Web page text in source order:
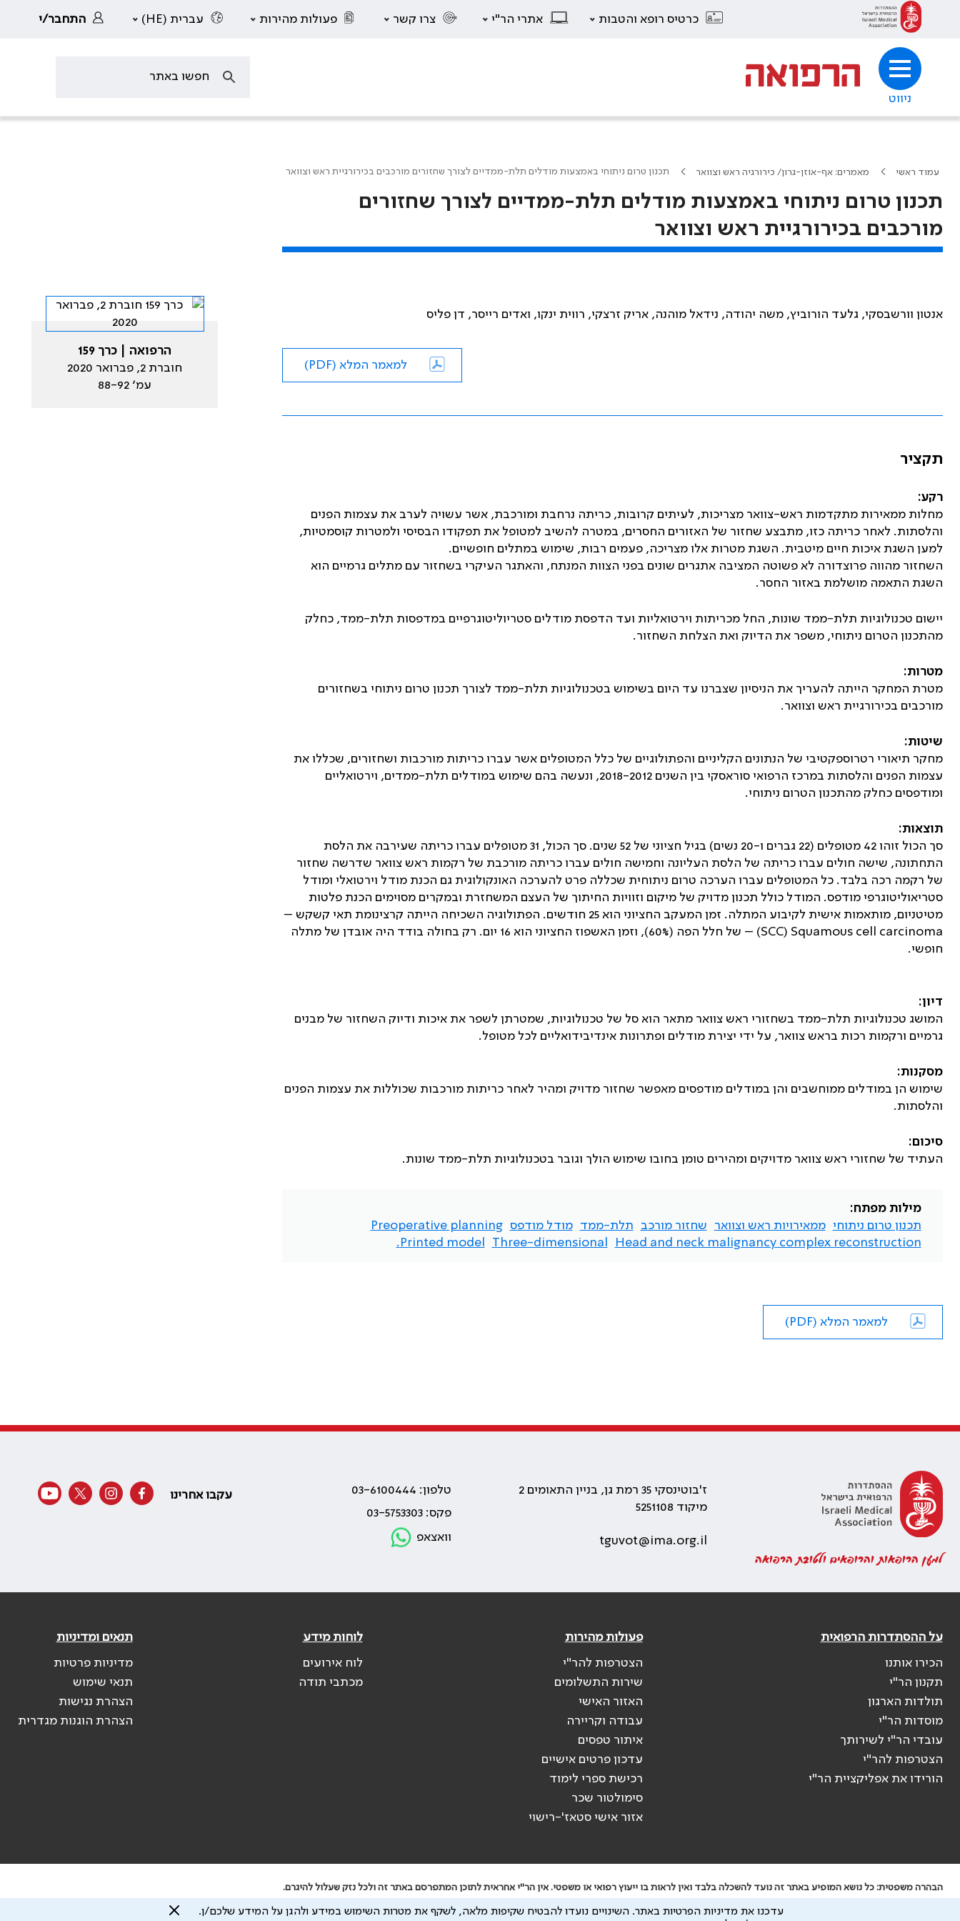
כרטיס רופא והטבות אתרי הר"י צרו קשר פעולות מהירות עברית (HE) התחבר/י
ניווט
עמוד ראשי מאמרים: אף-אוזן-גרון/ כירורגיה ראש וצוואר תכנון טרום ניתוחי באמצעות מודלים תלת-ממדיים לצורך שחזורים מורכבים בכירורגיית ראש וצוואר
תכנון טרום ניתוחי באמצעות מודלים תלת-ממדיים לצורך שחזורים
מורכבים בכירורגיית ראש וצוואר
אנטון וורשבסקי, גלעד הורוביץ, משה יהודה, נידאל מוהנה, אריק זרצקי, רווית ינקו, ואדים רייסר, דן פליס
למאמר המלא (PDF)
תקציר
רקע:
מחלות ממאירות מתקדמות ראש-צוואר מצריכות, לעיתים קרובות, כריתה נרחבת ומורכבת, אשר עשויה לערב את עצמות הפנים
והלסתות. לאחר כריתה כזו, מתבצע שחזור של האזורים החסרים, במטרה להשיב למטופל את תפקודו הבסיסי ולמטרות קוסמטיות,
למען השגת איכות חיים מיטבית. השגת מטרות אלו מצריכה, פעמים רבות, שימוש במתלים חופשיים.
השחזור מהווה פרוצדורה לא פשוטה המציבה אתגרים שונים בפני הצוות המנתח, והאתגר העיקרי בשחזור עם מתלים גרמיים הוא
השגת התאמה מושלמת באזור החסר.
יישום טכנולוגיות תלת-ממד שונות, החל מכריתות וירטואליות ועד הדפסת מודלים סטריוליטוגרפיים במדפסות תלת-ממד, כחלק
מהתכנון הטרום ניתוחי, משפר את הדיוק ואת הצלחת השחזור.
מטרות:
מטרת המחקר הייתה להעריך את הניסיון שצברנו עד היום בשימוש בטכנולוגיות תלת-ממד לצורך תכנון טרום ניתוחי בשחזורים
מורכבים בכירורגיית ראש וצוואר.
שיטות:
מחקר תיאורי רטרוספקטיבי של הנתונים הקליניים והפתולוגיים של כלל המטופלים אשר עברו כריתות מורכבות ושחזורים, שכללו את
עצמות הפנים והלסתות במרכז הרפואי סוראסקי בין השנים 2018-2012, ונעשה בהם שימוש במודלים תלת-ממדים, וירטואליים
ומודפסים כחלק מהתכנון הטרום ניתוחי.
תוצאות:
סך הכול זוהו 42 מטופלים (22 גברים ו-20 נשים) בגיל חציוני של 52 שנים. סך הכול, 31 מטופלים עברו כריתה שעירבה את הלסת
התחתונה, שישה חולים עברו כריתה של הלסת העליונה וחמישה חולים עברו כריתה מורכבת של רקמות ראש צוואר שדרשה שחזור
של רקמה רכה בלבד. כל המטופלים עברו הערכה טרום ניתוחית שכללה פרט להערכה האונקולוגית גם הכנת מודל וירטואלי ומודל
סטריאוליטוגרפי מודפס. המודל כולל תכנון מדויק של מיקום וזוויות החיתוך של העצם המשחזרת ובמקרים מסוימים הכנת פלטות
מטיטניום, מותאמות אישית לקיבוע המתלה. זמן המעקב החציוני הוא 25 חודשים. הפתולוגיה השכיחה הייתה קרצינומת תאי קשקש –
Squamous cell carcinoma
(
SCC
) – של חלל הפה (60%), וזמן האשפוז החציוני הוא 16 יום. רק בחולה בודד היה אובדן של מתלה
חופשי.
דיון:
המושג טכנולוגיות תלת-ממד בשחזורי ראש צוואר מתאר הוא סל של טכנולוגיות, שמטרתן לשפר את איכות ודיוק השחזור של מבנים
גרמיים ורקמות רכות בראש צוואר, על ידי יצירת מודלים ופתרונות אינדיבידואליים לכל מטופל.
מסקנות:
שימוש הן במודלים ממוחשבים והן במודלים מודפסים מאפשר שחזור מדויק ומהיר לאחר כריתות מורכבות שכוללות את עצמות הפנים
והלסתות.
סיכום:
העתיד של שחזורי ראש צוואר מדויקים ומהירים טומן בחובו שימוש הולך וגובר בטכנולוגיות תלת-ממד שונות.
מילות מפתח:
תכנון טרום ניתוחי ממאירויות ראש וצוואר שחזור מורכב תלת-ממד מודל מודפס
Preoperative planning
Head and neck malignancy complex reconstruction
Three-dimensional
Printed model.
למאמר המלא (PDF)
הרפואה | כרך 159
חוברת 2, פברואר 2020
עמ׳ 88-92
למען הרופאות והרופאים ולטובת הרפואה
ז'בוטינסקי 35 רמת גן, בניין התאומים 2
מיקוד 5251108
tguvot@ima.org.il
טלפון: 03-6100444
פקס: 03-5753303
וואצאפ
עקבו אחרינו
על ההסתדרות הרפואית
הכירו אותנו
תקנון הר"י
תולדות הארגון
מוסדות הר"י
עובדי הר"י לשירותך
הצטרפות להר"י
הורידו את אפליקציית הר"י
פעולות מהירות
הצטרפות להר"י
שירות התשלומים
האזור האישי
עבודה וקריירה
איתור טפסים
עדכון פרטים אישיים
רכישת ספרי לימוד
סימולטור שכר
אזור אישי סטאז'-רישוי
לוחות מידע
לוח אירועים
מכתבי תודה
תנאים ומדיניות
מדיניות פרטיות
תנאי שימוש
הצהרת נגישות
הצהרת הוגנות מגדרית
הבהרה משפטית: כל נושא המופיע באתר זה נועד להשכלה בלבד ואין לראות בו ייעוץ רפואי או משפטי. אין הר"י אחראית לתוכן המתפרסם באתר זה ולכל נזק שעלול להיגרם.
ידוע לי שהר"י אוספת ושומרת מידע אישי לצורך מתן השרות וכי חלק ממנו עשוי להיות מועבר לצדדים שלישיים, הכל בכפוף ל
מדיניות הפרטיות
עדכנו את מדיניות הפרטיות באתר. השינויים נועדו להבטיח שקיפות מלאה, לשקף את מטרות השימוש במידע ולהגן על המידע שלכם/ן.